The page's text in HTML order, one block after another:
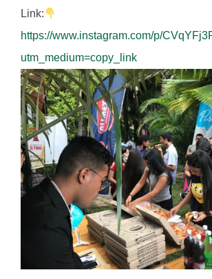
Link:
https://www.instagram.com/p/
utm_medium=copy_link